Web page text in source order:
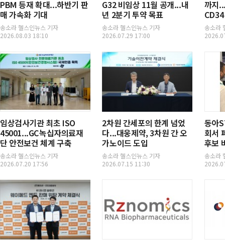
PBM 등재 확대...하반기 판
매 가속화 기대
송소라 헬스인뉴스 기자
2026.08.03 18:10
G32 비임상 11월 공개...내
년 2분기 투약 목표
송소라 헬스인뉴스 기자
2026.07.29 17:00
까지
송소라
임상검사기관 최초 ISO
45001...GC녹십자의료재
단 안전보건 체계 구축
송소라 헬스인뉴스 기자
2026.07.20 17:56
2차원 간세포의 한계 넘었
다...대웅제약, 3차원 간 오
가노이드 도입
송소라 헬스인뉴스 기자
2026.07.15 11:30
동아
회서
후보
송소라